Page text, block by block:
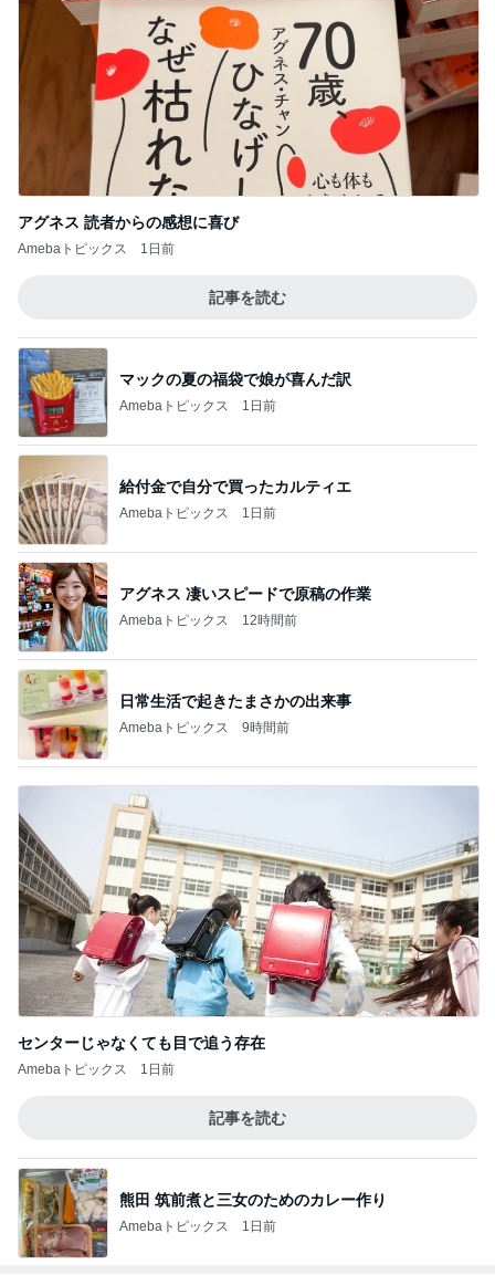
アグネス 読者からの感想に喜び
Amebaトピックス 1日前
記事を読む
マックの夏の福袋で娘が喜んだ訳
Amebaトピックス 1日前
給付金で自分で買ったカルティエ
Amebaトピックス 1日前
アグネス 凄いスピードで原稿の作業
Amebaトピックス 12時間前
日常生活で起きたまさかの出来事
Amebaトピックス 9時間前
センターじゃなくても目で追う存在
Amebaトピックス 1日前
記事を読む
熊田 筑前煮と三女のためのカレー作り
Amebaトピックス 1日前